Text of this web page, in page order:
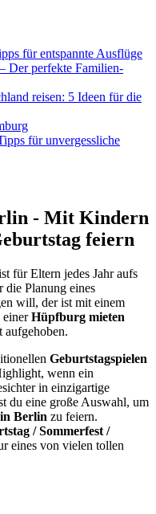
für entspannte Ausflüge
Der perfekte Familien-
reisen: 5 Ideen für die
für unvergessliche
- Mit Kindern
feiern
für Eltern jedes Jahr aufs
die Planung eines
will, der ist mit einem
einerHüpfburg mieten
aufgehoben.
Geburtstagspielen
wenn ein
in einzigartige
du eine große Auswahl, um
Berlin zu feiern.
/ Sommerfest /
eines von vielen tollen